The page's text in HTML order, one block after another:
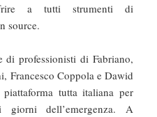
a tutti strumenti di
source.
di professionisti di Fabriano,
Francesco Coppola e Dawid
tutta italiana per
giorni dell’emergenza. A